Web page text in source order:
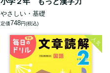
やさしい・基礎
定価748円(税込)
人気